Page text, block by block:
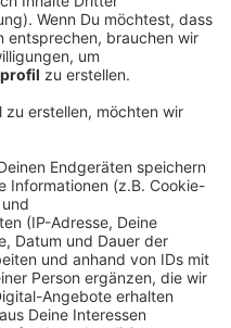
habe sich das
aus der StädteRegion
2018 und 2019 mit
Volksinitiative
die größte in der
vorangebracht.
4.450 Menschen die